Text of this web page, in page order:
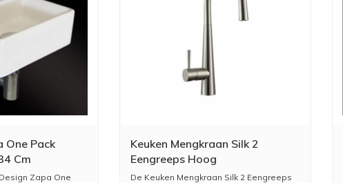
One Pack
Cm
Zapa One
Keuken Mengkraan Silk 2
Eengreeps Hoog
De Keuken Mengkraan Silk 2 Eengreeps